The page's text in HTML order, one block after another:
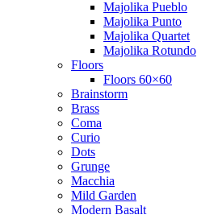
Majolika Pueblo
Majolika Punto
Majolika Quartet
Majolika Rotundo
Floors
Floors 60×60
Brainstorm
Brass
Coma
Curio
Dots
Grunge
Macchia
Mild Garden
Modern Basalt